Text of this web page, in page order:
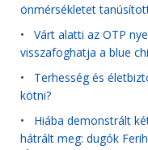
önmérsékletet
• Várt alatti az OTP
visszafoghatja a blue
• Terhesség és
kötni?
• Hiába demonstrált
hátrált meg: dugók